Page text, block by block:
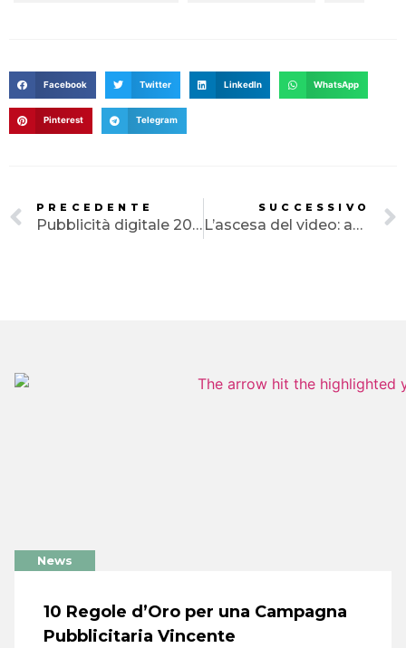
Facebook Twitter LinkedIn WhatsApp
Pinterest Telegram
PRECEDENTE
Pubblicità digitale 2023: Strategie innovative
SUCCESSIVO
L’ascesa del video: adattarsi e prosperare
News
10 Regole d’Oro per una Campagna
Pubblicitaria Vincente
PORTFOLIO
CLIENTI